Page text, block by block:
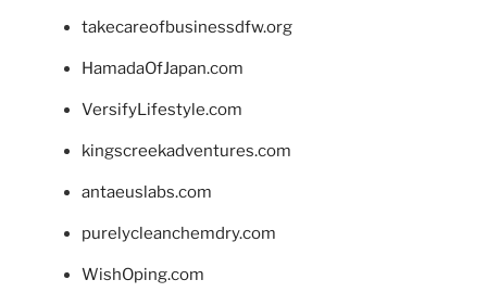
takecareofbusinessdfw.org
HamadaOfJapan.com
VersifyLifestyle.com
kingscreekadventures.com
antaeuslabs.com
purelycleanchemdry.com
WishOping.com